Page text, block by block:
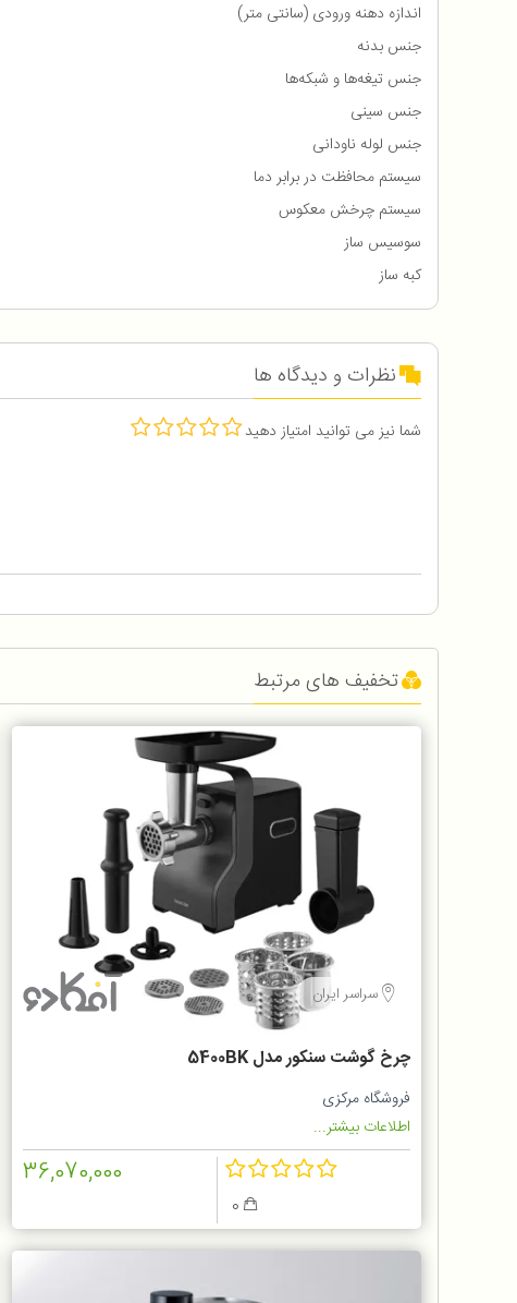
اندازه دهنه ورودی (سانتی متر)
جنس بدنه
جنس تیغه‌ها و شبکه‌ها
جنس سینی
جنس لوله ناودانی
سیستم محافظت در برابر دما
سیستم چرخش معکوس
سوسیس ساز
کبه ساز
نظرات و دیدگاه ها
شما نیز می توانید امتیاز دهید
تخفیف های مرتبط
سراسر ایران
چرخ گوشت سنکور مدل 5400BK
فروشگاه مرکزی
اطلاعات بیشتر...
36,070,000